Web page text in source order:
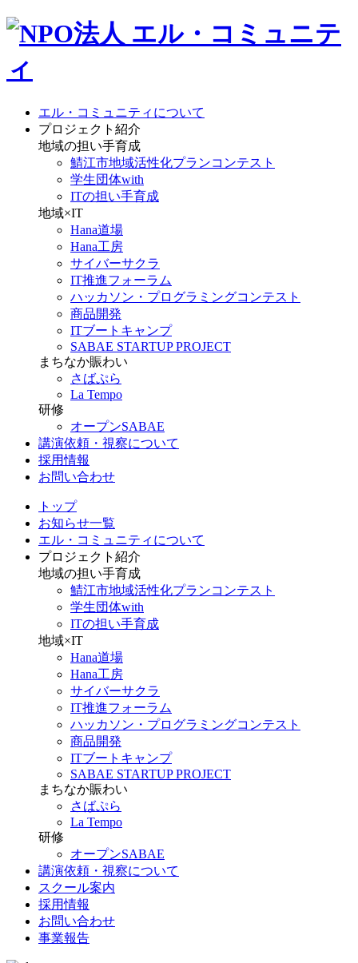
エル・コミュニティについて
プロジェクト紹介
地域の担い手育成
鯖江市地域活性化プランコンテスト
学生団体with
ITの担い手育成
地域×IT
Hana道場
Hana工房
サイバーサクラ
IT推進フォーラム
ハッカソン・プログラミングコンテスト
商品開発
ITブートキャンプ
SABAE STARTUP PROJECT
まちなか賑わい
さばぷら
La Tempo
研修
オープンSABAE
講演依頼・視察について
採用情報
お問い合わせ
トップ
お知らせ一覧
エル・コミュニティについて
プロジェクト紹介
地域の担い手育成
鯖江市地域活性化プランコンテスト
学生団体with
ITの担い手育成
地域×IT
Hana道場
Hana工房
サイバーサクラ
IT推進フォーラム
ハッカソン・プログラミングコンテスト
商品開発
ITブートキャンプ
SABAE STARTUP PROJECT
まちなか賑わい
さばぷら
La Tempo
研修
オープンSABAE
講演依頼・視察について
スクール案内
採用情報
お問い合わせ
事業報告